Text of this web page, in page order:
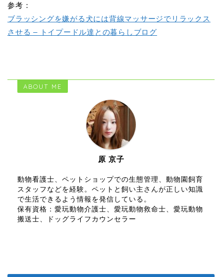
参考：
ブラッシングを嫌がる犬には背線マッサージでリラックス
させる – トイプードル達との暮らしブログ
ABOUT ME
原 京子
動物看護士、ペットショップでの生態管理、動物園飼育
スタッフなどを経験。ペットと飼い主さんが正しい知識
で生活できるよう情報を発信している。
保有資格：愛玩動物介護士、愛玩動物救命士、愛玩動物
搬送士、ドッグライフカウンセラー